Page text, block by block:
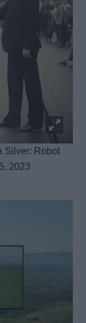
Silver: Robot
2023